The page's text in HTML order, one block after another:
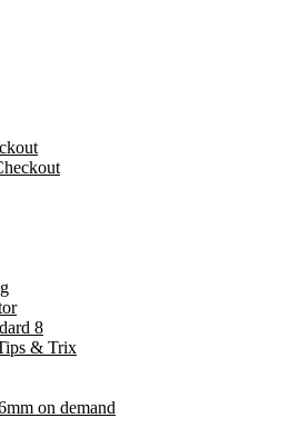
8
& Trix
on demand